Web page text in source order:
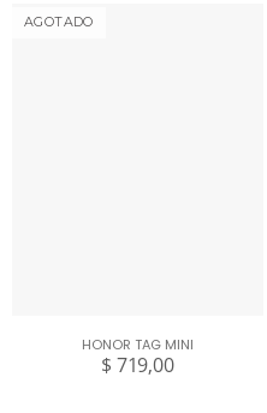
AGOTADO
HONOR TAG MINI
$ 719,00